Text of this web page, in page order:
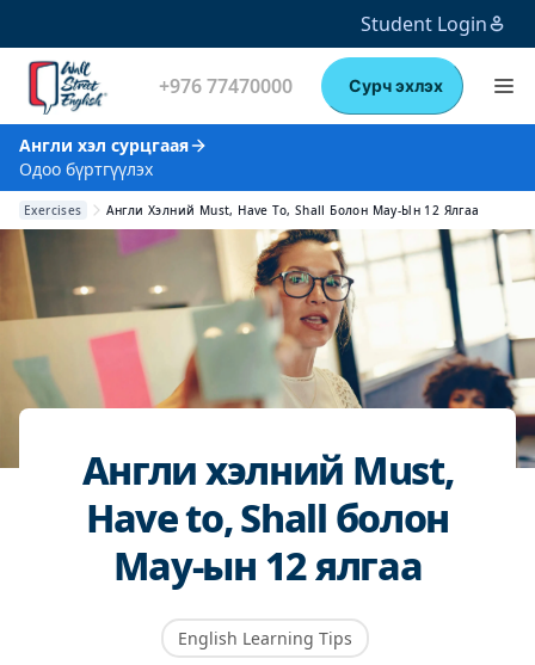
Student Login
+976 77470000 Сурч эхлэх
Англи хэл сурцгаая
Одоо бүртгүүлэх
Exercises Англи Хэлний Must, Have To, Shall Болон May-Ын 12 Ялгаа
Англи хэлний Must,
Have to, Shall болон
May-ын 12 ялгаа
English Learning Tips